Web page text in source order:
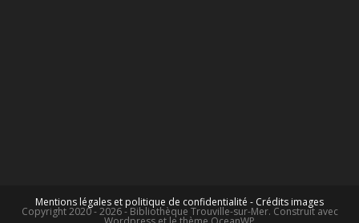
Mentions légales et politique de confidentialité - Crédits images
Copyright 2020 - 2026 - Bibliothèque Trouville-sur-Mer. Construit avec